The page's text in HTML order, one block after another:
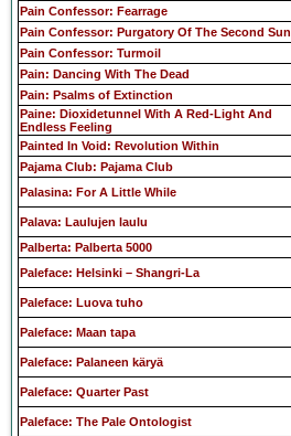
Pain Confessor: Fearrage
Pain Confessor: Purgatory Of The Second Sun
Pain Confessor: Turmoil
Pain: Dancing With The Dead
Pain: Psalms of Extinction
Paine: Dioxidetunnel With A Red-Light And
Endless Feeling
Painted In Void: Revolution Within
Pajama Club: Pajama Club
Palasina: For A Little While
Palava: Laulujen laulu
Palberta: Palberta 5000
Paleface: Helsinki – Shangri-La
Paleface: Luova tuho
Paleface: Maan tapa
Paleface: Palaneen käryä
Paleface: Quarter Past
Paleface: The Pale Ontologist